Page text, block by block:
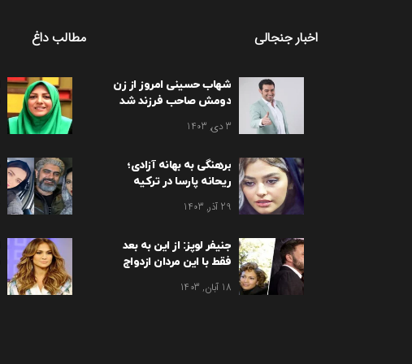
اخبار جنجالی
شهاب حسینی امروز از زن
دومش صاحب فرزند شد
3 دی, 1403
برهنگی به بهانه آزادی؛
ریحانه پارسا در ترکیه
29 آذر, 1403
جنیفر لوپز: از این به بعد
فقط با این مردان ازدواج
18 آبان, 1403
مطالب داغ